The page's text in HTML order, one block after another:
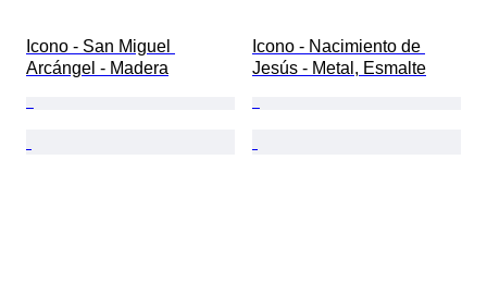
Icono - San Miguel
Arcángel - Madera
Icono - Nacimiento de
Jesús - Metal, Esmalte